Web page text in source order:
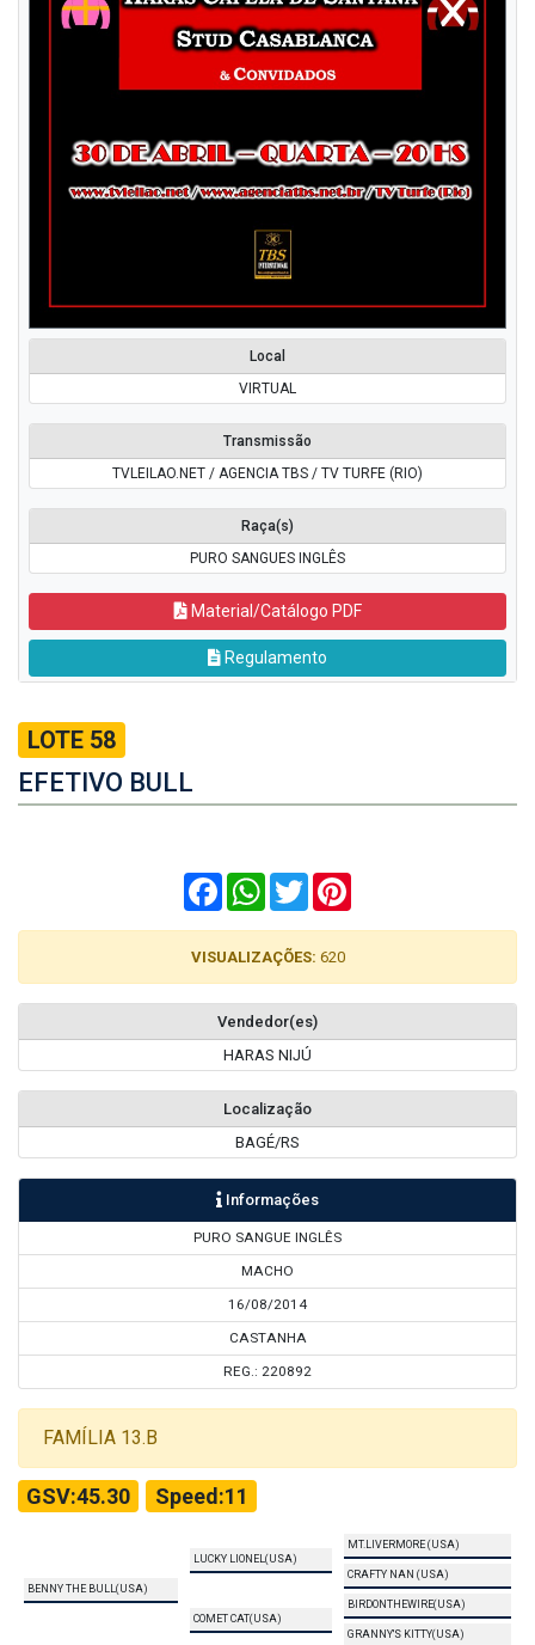
Local
VIRTUAL
Transmissão
TVLEILAO.NET / AGENCIA TBS / TV TURFE (RIO)
Raça(s)
PURO SANGUES INGLÊS
Material/Catálogo PDF
Regulamento
LOTE 58
EFETIVO BULL
FacebookWhatsApp
Twitter
VISUALIZAÇÕES: 620
Vendedor(es)
HARAS NIJÚ
Localização
BAGÉ/RS
Informações
PURO SANGUE INGLÊS
MACHO
16/08/2014
CASTANHA
REG.: 220892
FAMÍLIA 13.B
GSV:45.30 Speed:11
BENNY THE BULL(USA)
LUCKY LIONEL(USA)
MT.LIVERMORE (USA)
CRAFTY NAN (USA)
COMET CAT(USA)
BIRDONTHEWIRE(USA)
GRANNY'S KITTY(USA)